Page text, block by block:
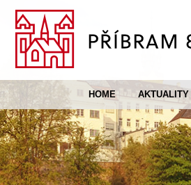
HOME AKTUALITY